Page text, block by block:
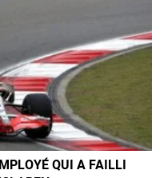
QUI A FAILLI